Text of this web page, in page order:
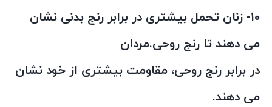
۱۰- زنان تحمل بیشتری در برابر رنج بدنی نشان
می دهند تا رنج روحی.مردان
در برابر رنج روحی، مقاومت بیشتری از خود نشان
می دهند.